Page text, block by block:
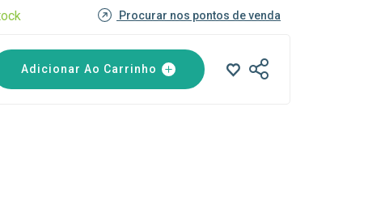
Procurar nos pontos de venda
Adicionar Ao Carrinho